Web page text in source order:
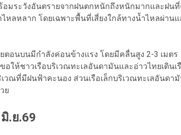
มระวังอันตรายจากฝนตกหนักถึงหนักมากและฝน
ลหลาก โดยเฉพาะพื้นที่เสี่ยงใกล้ทางน้ำไหลผ่านแ
อนบนมีกำลังค่อนข้างแรง โดยมีคลื่นสูง 2-3 เมตร
ให้ชาวเรือบริเวณทะเลอันดามันและอ่าวไทยเดินเ
วณที่มีฝนฟ้าคะนอง ส่วนเรือเล็กบริเวณทะเลอันดา
ย
.ย.69